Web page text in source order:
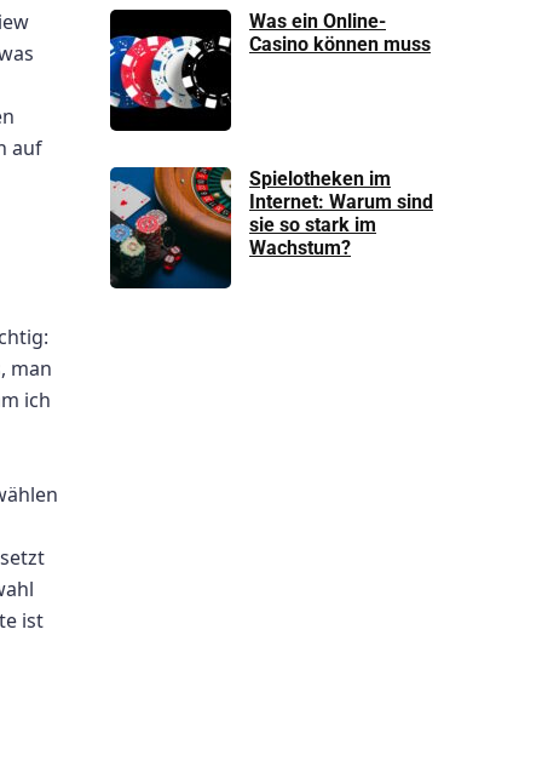
auf
man
ich
ist
Was ein Online-
Casino können muss
Spielotheken im
Internet: Warum sind
sie so stark im
Wachstum?